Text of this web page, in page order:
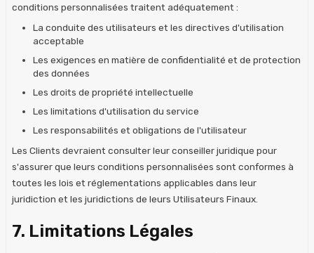
conditions personnalisées traitent adéquatement :
La conduite des utilisateurs et les directives d'utilisation
acceptable
Les exigences en matière de confidentialité et de protection
des données
Les droits de propriété intellectuelle
Les limitations d'utilisation du service
Les responsabilités et obligations de l'utilisateur
Les Clients devraient consulter leur conseiller juridique pour
s'assurer que leurs conditions personnalisées sont conformes à
toutes les lois et réglementations applicables dans leur
juridiction et les juridictions de leurs Utilisateurs Finaux.
7. Limitations Légales